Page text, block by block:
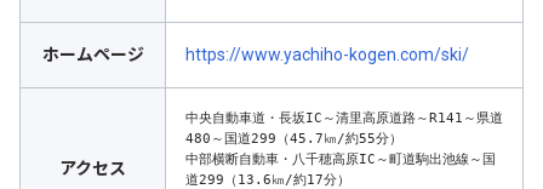
ホームページ https://www.yachiho-kogen.com/ski/
アクセス
中央自動車道・長坂IC～清里高原道路～R141～県道
480～国道299（45.7㎞/約55分）
中部横断自動車・八千穂高原IC～町道駒出池線～国
道299（13.6㎞/約17分）